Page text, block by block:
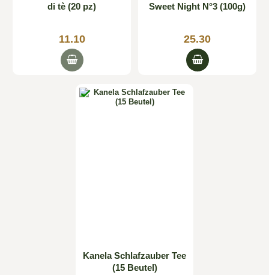
di tè (20 pz)
11.10
Sweet Night N°3 (100g)
25.30

Kanela Schlafzauber Tee
(15 Beutel)